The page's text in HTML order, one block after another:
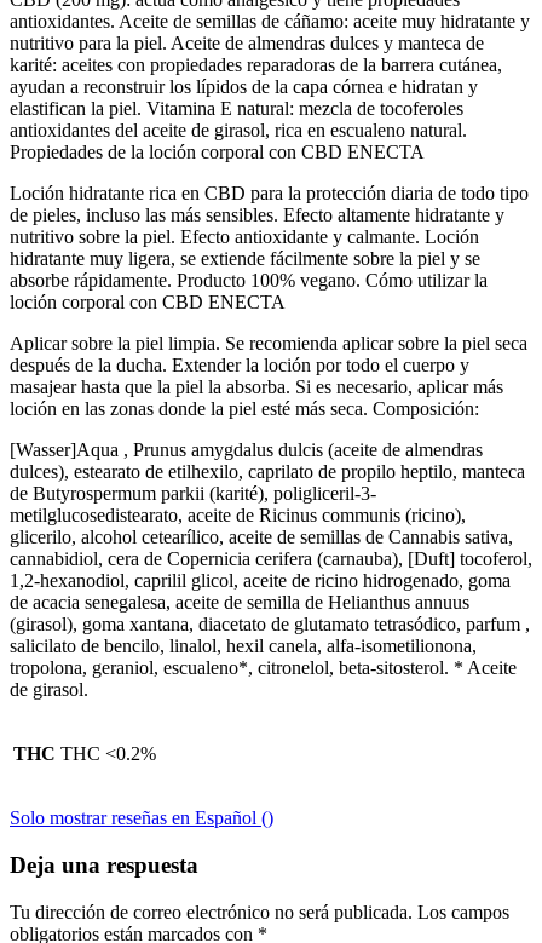
antioxidantes. Aceite de semillas de cáñamo: aceite muy hidratante y
nutritivo para la piel. Aceite de almendras dulces y manteca de
karité: aceites con propiedades reparadoras de la barrera cutánea,
ayudan a reconstruir los lípidos de la capa córnea e hidratan y
elastifican la piel. Vitamina E natural: mezcla de tocoferoles
antioxidantes del aceite de girasol, rica en escualeno natural.
Propiedades de la loción corporal con CBD ENECTA
Loción hidratante rica en CBD para la protección diaria de todo tipo
de pieles, incluso las más sensibles. Efecto altamente hidratante y
nutritivo sobre la piel. Efecto antioxidante y calmante. Loción
hidratante muy ligera, se extiende fácilmente sobre la piel y se
absorbe rápidamente. Producto 100% vegano. Cómo utilizar la
loción corporal con CBD ENECTA
Aplicar sobre la piel limpia. Se recomienda aplicar sobre la piel seca
después de la ducha. Extender la loción por todo el cuerpo y
masajear hasta que la piel la absorba. Si es necesario, aplicar más
loción en las zonas donde la piel esté más seca. Composición:
[Wasser]Aqua , Prunus amygdalus dulcis (aceite de almendras
dulces), estearato de etilhexilo, caprilato de propilo heptilo, manteca
de Butyrospermum parkii (karité), poligliceril-3-
metilglucosedistearato, aceite de Ricinus communis (ricino),
glicerilo, alcohol cetearílico, aceite de semillas de Cannabis sativa,
cannabidiol, cera de Copernicia cerifera (carnauba), [Duft] tocoferol,
1,2-hexanodiol, caprilil glicol, aceite de ricino hidrogenado, goma
de acacia senegalesa, aceite de semilla de Helianthus annuus
(girasol), goma xantana, diacetato de glutamato tetrasódico, parfum ,
salicilato de bencilo, linalol, hexil canela, alfa-isometilionona,
tropolona, geraniol, escualeno*, citronelol, beta-sitosterol. * Aceite
de girasol.
THC THC <0.2%
Solo mostrar reseñas en Español ()
Deja una respuesta
Tu dirección de correo electrónico no será publicada. Los campos
obligatorios están marcados con *